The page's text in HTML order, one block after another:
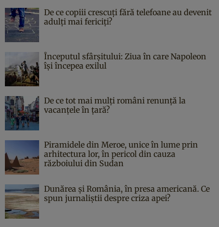
De ce copiii crescuți fără telefoane au devenit
adulți mai fericiți?
Începutul sfârşitului: Ziua în care Napoleon
îşi începea exilul
De ce tot mai mulți români renunță la
vacanțele în țară?
Piramidele din Meroe, unice în lume prin
arhitectura lor, în pericol din cauza
războiului din Sudan
Dunărea și România, în presa americană. Ce
spun jurnaliștii despre criza apei?